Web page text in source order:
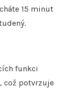
15 minut
funkci
což potvrzuje